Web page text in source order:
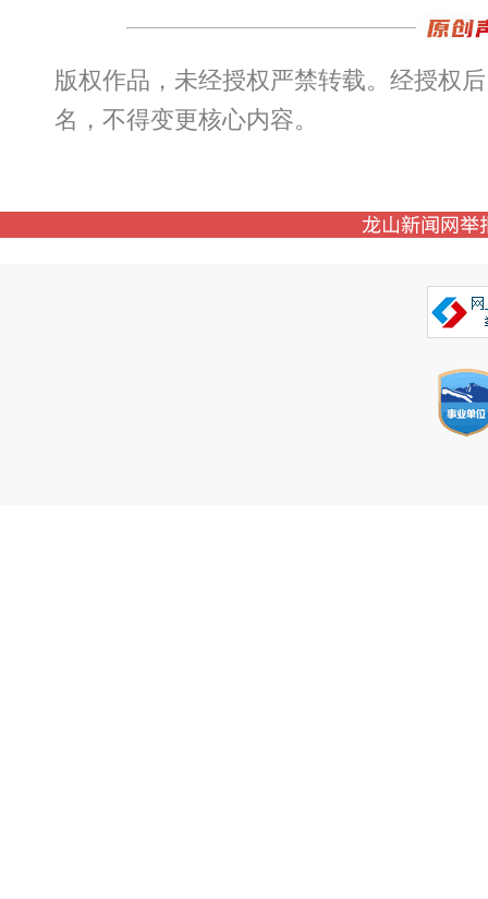
版权作品，未经授权严禁转载。经授权
名，不得变更核心内容。